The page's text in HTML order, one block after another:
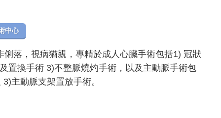
中心
落，視病猶親，專精於成人心臟手術包括1) 冠狀
置換手術 3)不整脈燒灼手術，以及主動脈手術包
主動脈支架置放手術。